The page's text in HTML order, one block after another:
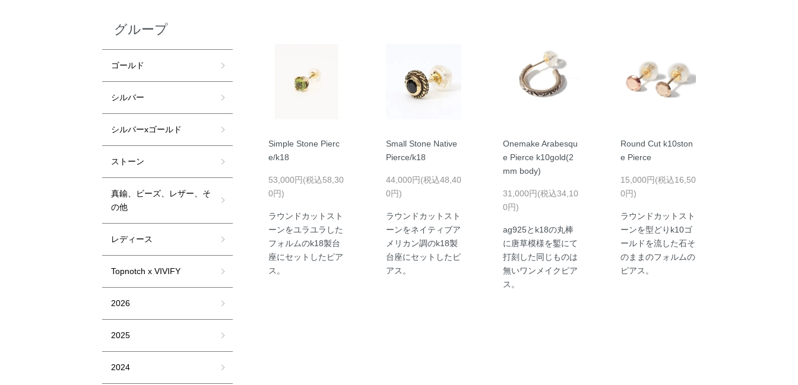
Simple Stone Pierc
e/k18
53,000円(税込58,30
0円)
ラウンドカットスト
ーンをユラユラした
フォルムのk18製台
座にセットしたピア
ス。
Small Stone Native
Pierce/k18
44,000円(税込48,40
0円)
ラウンドカットスト
ーンをネイティブア
メリカン調のk18製
台座にセットしたピ
アス。
Onemake Arabesqu
e Pierce k10gold(2
mm body)
31,000円(税込34,10
0円)
ag925とk18の丸棒
に唐草模様を鏨にて
打刻した同じものは
無いワンメイクピア
ス。
Round Cut k10ston
e Pierce
15,000円(税込16,50
0円)
ラウンドカットスト
ーンを型どりk10ゴ
ールドを流した石そ
のままのフォルムの
ピアス。
グループ
ゴールド
シルバー
シルバーxゴールド
ストーン
真鍮、ビーズ、レザー、そ
の他
レディース
Topnotch x VIVIFY
2026
2025
2024